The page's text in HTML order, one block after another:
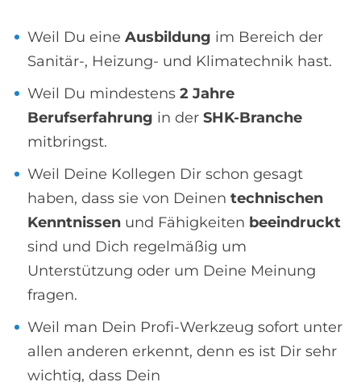
Weil Du eine Ausbildung im Bereich der
Sanitär-, Heizung- und Klimatechnik hast.
Weil Du mindestens 2 Jahre
Berufserfahrung in der SHK-Branche
mitbringst.
Weil Deine Kollegen Dir schon gesagt
haben, dass sie von Deinen technischen
Kenntnissen und Fähigkeiten beeindruckt
sind und Dich regelmäßig um
Unterstützung oder um Deine Meinung
fragen.
Weil man Dein Profi-Werkzeug sofort unter
allen anderen erkennt, denn es ist Dir sehr
wichtig, dass Dein